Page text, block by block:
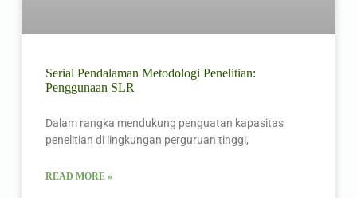
Serial Pendalaman Metodologi Penelitian:
Penggunaan SLR
Dalam rangka mendukung penguatan kapasitas
penelitian di lingkungan perguruan tinggi,
READ MORE »